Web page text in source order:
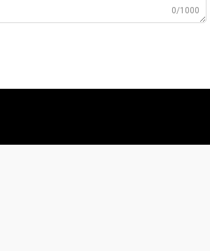
0/1000